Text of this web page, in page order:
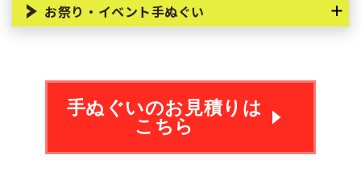
お祭り・イベント手ぬぐい
の品質重視の反応染めや注染でのオーダー製作をご検討くだ
手ぬぐいのお見積りは
こちら